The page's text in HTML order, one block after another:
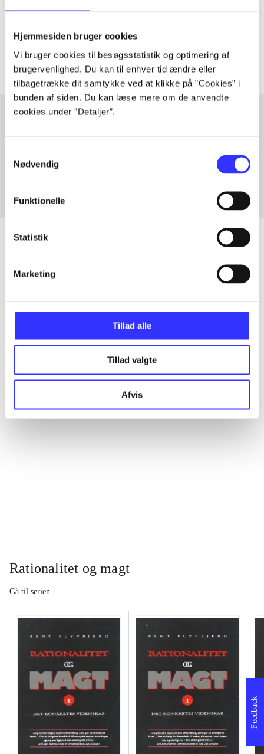
Hjemmesiden bruger cookies
Vi bruger cookies til besøgsstatistik og optimering af
brugervenlighed. Du kan til enhver tid ændre eller
tilbagetrække dit samtykke ved at klikke på ”Cookies” i
bunden af siden. Du kan læse mere om de anvendte
cookies under ”Detaljer”.
Nødvendig
Funktionelle
Statistik
Marketing
Tillad alle
Tillad valgte
Afvis
Artiklerne i handler ofte om
Fra
Artikler
Rationalitet og magt
Gå til serien
Feedback